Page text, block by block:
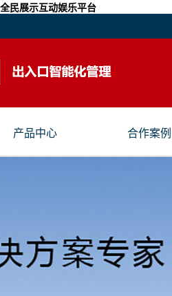
民展示互动娱乐平台
产品中心 合作案例